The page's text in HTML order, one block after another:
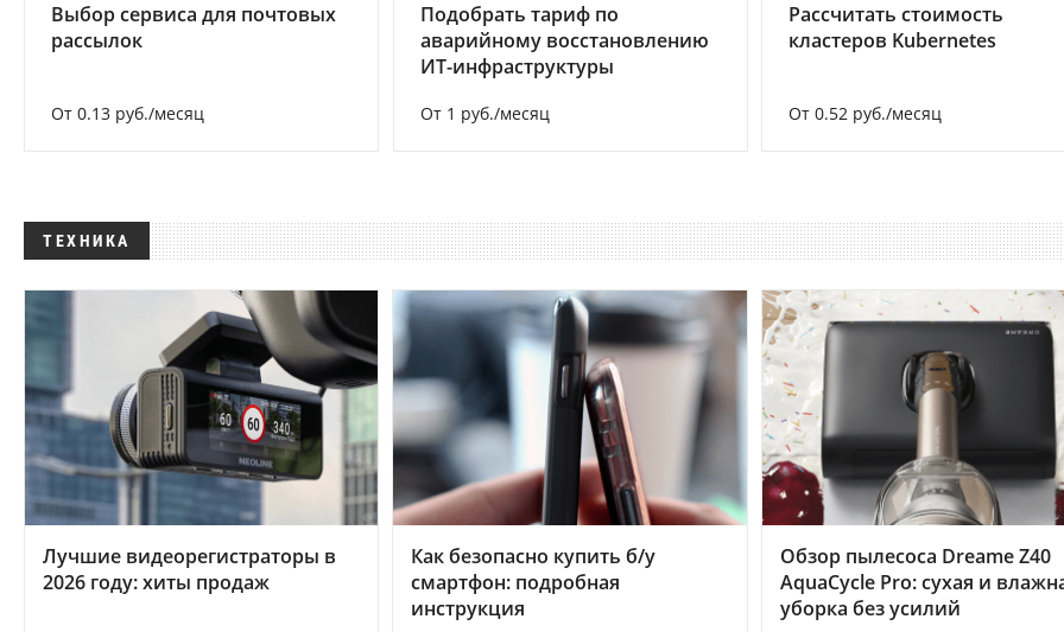
Выбор сервиса для почтовых
рассылок
От 0.13 руб./месяц
Подобрать тариф по
аварийному восстановлению
ИТ-инфраструктуры
От 1 руб./месяц
Рассчитать стоимость
кластеров Kubernetes
От 0.52 руб./месяц
ТЕХНИКА
Лучшие видеорегистраторы в
2026 году: хиты продаж
Как безопасно купить б/у
смартфон: подробная
инструкция
Обзор пылесоса Dreame Z40
AquaCycle Pro: сухая и
уборка без усилий